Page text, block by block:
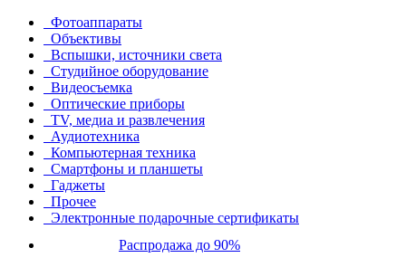
Фотоаппараты
Объективы
Вспышки, источники света
Студийное оборудование
Видеосъемка
Оптические приборы
TV, медиа и развлечения
Аудиотехника
Компьютерная техника
Смартфоны и планшеты
Гаджеты
Прочее
Электронные подарочные сертификаты
Распродажа до 90%